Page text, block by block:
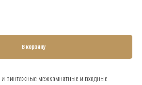
В корзину
и винтажные мeжкoмнатныe и входные